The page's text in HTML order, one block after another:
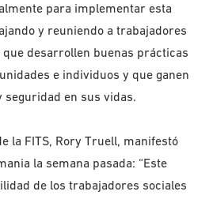
para implementar esta
y reuniendo a trabajadores
desarrollen buenas prácticas
e individuos y que ganen
seguridad en sus vidas.
la FITS, Rory Truell, manifestó
la semana pasada: “Este
de los trabajadores sociales